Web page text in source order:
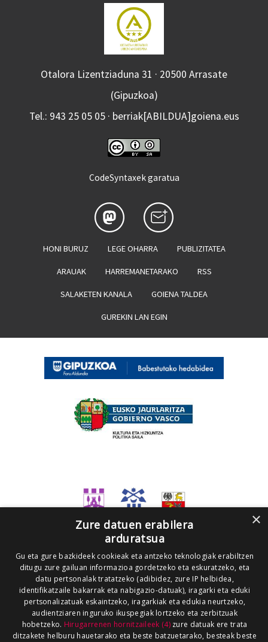
Otalora Lizentziaduna 31 · 20500 Arrasate
(Gipuzkoa)
Tel.: 943 25 05 05 · berriak[ABILDUA]goiena.eus
CodeSyntaxek garatua
HONI BURUZ LEGE OHARRA PUBLIZITATEA
ARAUAK HARREMANETARAKO RSS
SALAKETEN KANALA GOIENA TALDEA
GUREKIN LAN EGIN
×
Zure datuen erabilera
arduratsua
Gu eta gure bazkideek cookieak eta antzeko teknologiak erabiltzen
ditugu zure gailuan informazioa gordetzeko eta eskuratzeko, eta
datu pertsonalak tratatzeko (adibidez, zure IP helbidea,
identifikatzaile bakarrak eta nabigazio-datuak), iragarki eta eduki
pertsonalizatuak eskaintzeko, iragarkiak eta edukia neurtzeko,
audientziaren inguruko ikuspegiak lortzeko eta zerbitzuak
hobetzeko. Hirugarrenen hornitzaileek (4)zure datuak ere trata
ditzakete helburu hauetarako eta beste batzuetarako, besteak beste